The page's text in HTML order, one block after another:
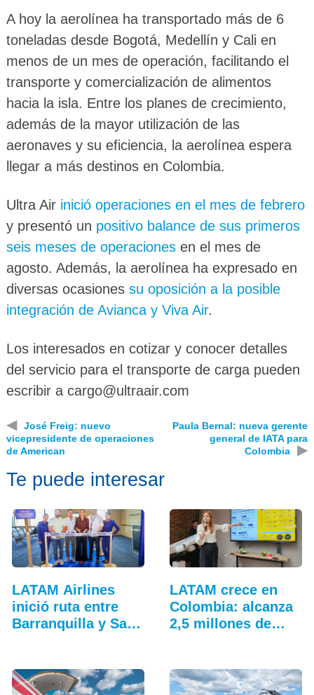
A hoy la aerolínea ha transportado más de 6
toneladas desde Bogotá, Medellín y Cali en
menos de un mes de operación, facilitando el
transporte y comercialización de alimentos
hacia la isla. Entre los planes de crecimiento,
además de la mayor utilización de las
aeronaves y su eficiencia, la aerolínea espera
llegar a más destinos en Colombia.
Ultra Air inició operaciones en el mes de febrero
y presentó un positivo balance de sus primeros
seis meses de operacionesen el mes de
agosto. Además, la aerolínea ha expresado en
diversas ocasiones su oposición a la posible
integración de Avianca y Viva Air.
Los interesados en cotizar y conocer detalles
del servicio para el transporte de carga pueden
escribir a cargo@ultraair.com
◀
José Freig: nuevo
vicepresidente de operaciones
de American
Paula Bernal: nueva gerente
general de IATA para
Colombia
▶
Te puede interesar
LATAM Airlines
inició ruta entre
Barranquilla y San
LATAM crece en
Colombia: alcanza
2,5 millones de…